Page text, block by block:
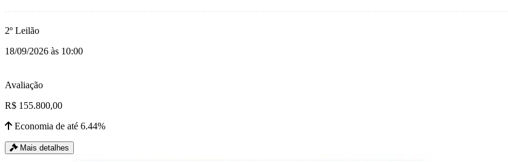
2º Leilão
18/09/2026 às 10:00
Avaliação
R$ 155.800,00
Economia de até 6.44%
Mais detalhes